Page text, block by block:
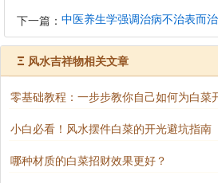
二、不适合放入聚宝盆的多肉
对光照或湿度要求特殊的多肉
下一篇：
Ξ 风水吉祥物相关文章
零基础教程：一步步教你自己如何为白菜
小白必看！风水摆件白菜的开光避坑指南
哪种材质的白菜招财效果更好？